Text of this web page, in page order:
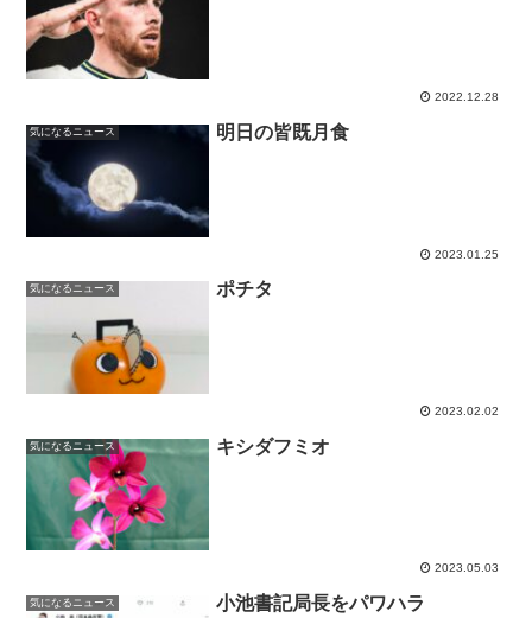
2022.12.28
気になるニュース 明日の皆既月食
2023.01.25
気になるニュース ポチタ
2023.02.02
気になるニュース キシダフミオ
2023.05.03
気になるニュース 小池書記局長をパワハラ